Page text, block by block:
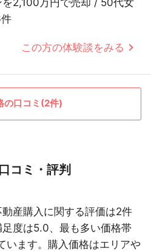
この方の体験談をみる
の口コミ(2件)
コミ・評判
産購入に関する評価は2件
度は5.0、最も多い価格帯
います。購入価格はエリアや